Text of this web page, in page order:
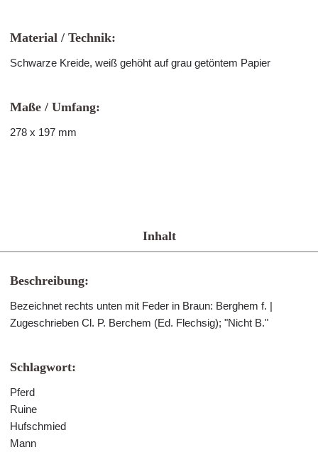
Material / Technik:
Schwarze Kreide, weiß gehöht auf grau getöntem Papier
Maße / Umfang:
278 x 197 mm
Inhalt
Beschreibung:
Bezeichnet rechts unten mit Feder in Braun: Berghem f. |
Zugeschrieben Cl. P. Berchem (Ed. Flechsig); "Nicht B."
Schlagwort:
Pferd
Ruine
Hufschmied
Mann